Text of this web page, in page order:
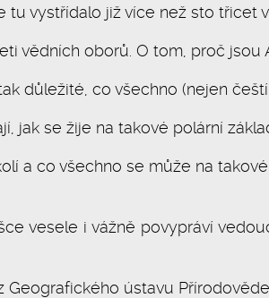
tu vystřídalo již více než sto třicet
vědních oborů. O tom, proč jsou
důležité, co všechno (nejen
jak se žije na takové polární
a co všechno se může na
vesele i vážně povypráví
Geografického ústavu